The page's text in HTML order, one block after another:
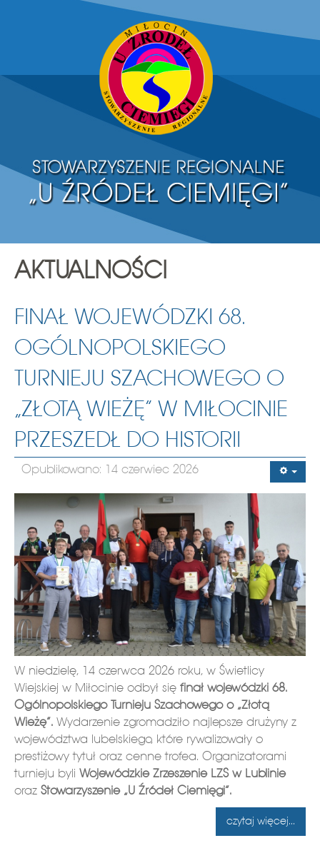
AKTUALNOŚCI
FINAŁ WOJEWÓDZKI 68.
OGÓLNOPOLSKIEGO
TURNIEJU SZACHOWEGO O
„ZŁOTĄ WIEŻĘ” W MIŁOCINIE
PRZESZEDŁ DO HISTORII
Opublikowano: 14 czerwiec 2026
W niedzielę, 14 czerwca 2026 roku, w Świetlicy
Wiejskiej w Miłocinie odbył się finał wojewódzki 68.
Ogólnopolskiego Turnieju Szachowego o „Złotą
Wieżę”. Wydarzenie zgromadziło najlepsze drużyny z
województwa lubelskiego, które rywalizowały o
prestiżowy tytuł oraz cenne trofea. Organizatorami
turnieju byli Wojewódzkie Zrzeszenie LZS w Lublinie
oraz Stowarzyszenie „U Źródeł Ciemięgi”.
czytaj więcej...